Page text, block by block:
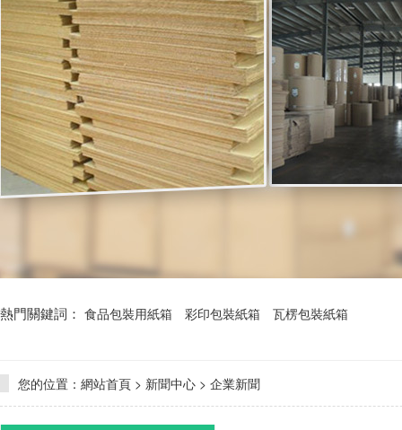
熱門關鍵詞： 食品包裝用紙箱 彩印包裝紙箱 瓦楞包裝紙箱
您的位置： 網站首頁 > 新聞中心 > 企業新聞